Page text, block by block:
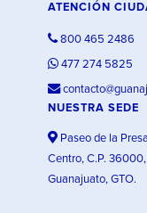
ATENCIÓN
800 465 2486
477 274 5825
NUESTRA SEDE
Paseo de la
Centro, C.P. 36000,
Guanajuato, GTO.